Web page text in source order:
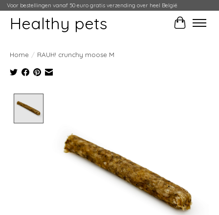
Voor bestellingen vanaf 50 euro gratis verzending over heel België
Healthy pets
Home / RAUH! crunchy moose M